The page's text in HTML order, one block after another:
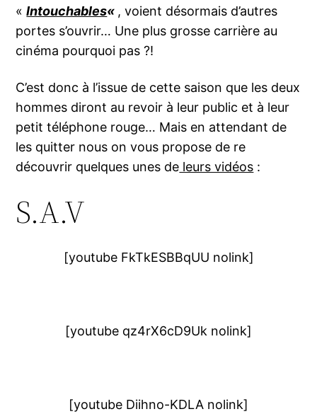
«Intouchables« , voient désormais d’autres
portes s’ouvrir… Une plus grosse carrière au
cinéma pourquoi pas ?!
C’est donc à l’issue de cette saison que les deux
hommes diront au revoir à leur public et à leur
petit téléphone rouge… Mais en attendant de
les quitter nous on vous propose de re
découvrir quelques unes de leurs vidéos :
S.A.V
[youtube FkTkESBBqUU nolink]
[youtube qz4rX6cD9Uk nolink]
[youtube Diihno-KDLA nolink]